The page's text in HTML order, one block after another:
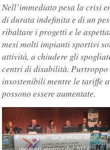
Nell’immediato pesa la crisi
di durata indefinita e di un
ribaltare i progetti e le
mesi molti impianti sportivi
attività, a chiudere gli
centri di disabilità. Purtroppo
insostenibili mentre le tariffe
possono essere aumentate.
Il convegno “La gestione degli